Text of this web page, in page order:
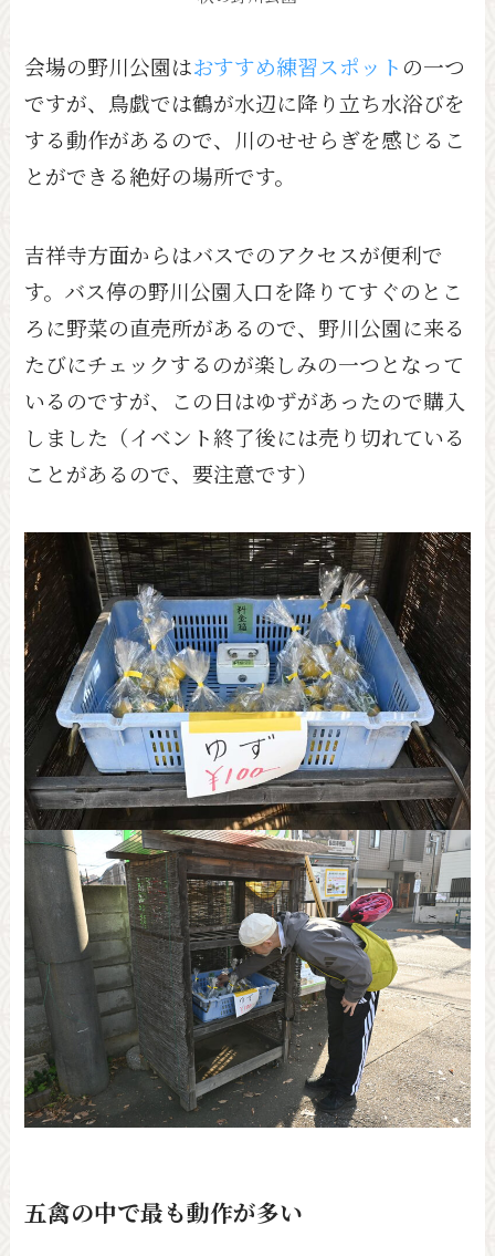
会場の野川公園はおすすめ練習スポット の一つ
ですが、鳥戯では鶴が水辺に降り立ち水浴びを
する動作があるので、川のせせらぎを感じるこ
とができる絶好の場所です。
吉祥寺方面からはバスでのアクセスが便利で
す。バス停の野川公園入口を降りてすぐのとこ
ろに野菜の直売所があるので、野川公園に来る
たびにチェックするのが楽しみの一つとなって
いるのですが、この日はゆずがあったので購入
しました（イベント終了後には売り切れている
ことがあるので、要注意です）
五禽の中で最も動作が多い